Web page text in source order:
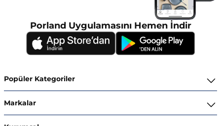
Porland Uygulamasını Hemen İndir
Popüler Kategoriler
Kahvaltı ve İkram Takımları
Markalar